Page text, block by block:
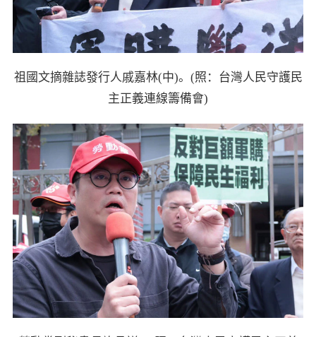
祖國文摘雜誌發行人戚嘉林(中)。(照：台灣人民守護民
主正義連線籌備會)